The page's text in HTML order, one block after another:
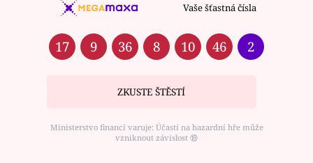
Vaše šťastná čísla
17 9 36 8 10 46 2
ZKUSTE ŠTĚSTÍ
Ministerstvo financí varuje: Účastí na hazardní hře může
vzniknout závislost ⑱